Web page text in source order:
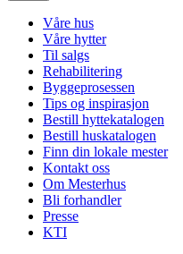
Våre hus
Våre hytter
Til salgs
Rehabilitering
Byggeprosessen
Tips og inspirasjon
Bestill hyttekatalogen
Bestill huskatalogen
Finn din lokale mester
Kontakt oss
Om Mesterhus
Bli forhandler
Presse
KTI